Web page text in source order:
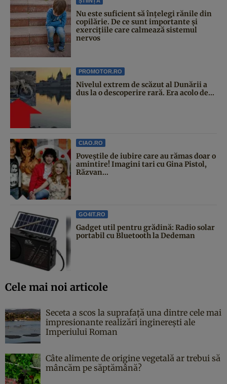
Nu este suficient să înțelegi rănile din
copilărie. De ce sunt importante și
exercițiile care calmează sistemul
nervos
PROMOTOR.RO
Nivelul extrem de scăzut al Dunării a
dus la o descoperire rară. Era acolo de...
CIAO.RO
Poveştile de iubire care au rămas doar o
amintire! Imagini tari cu Gina Pistol,
Răzvan...
GO4IT.RO
Gadget util pentru grădină: Radio solar
portabil cu Bluetooth la Dedeman
Cele mai noi articole
Seceta a scos la suprafață una dintre cele mai
impresionante realizări inginerești ale
Imperiului Roman
Câte alimente de origine vegetală ar trebui să
mâncăm pe săptămână?